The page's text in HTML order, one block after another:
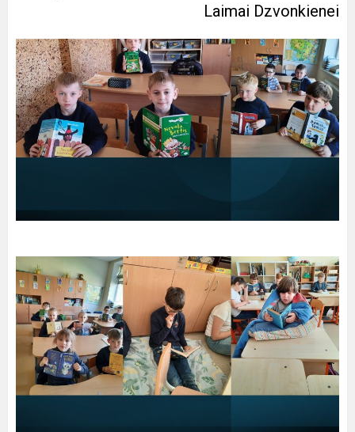
Laimai Dzvonkienei